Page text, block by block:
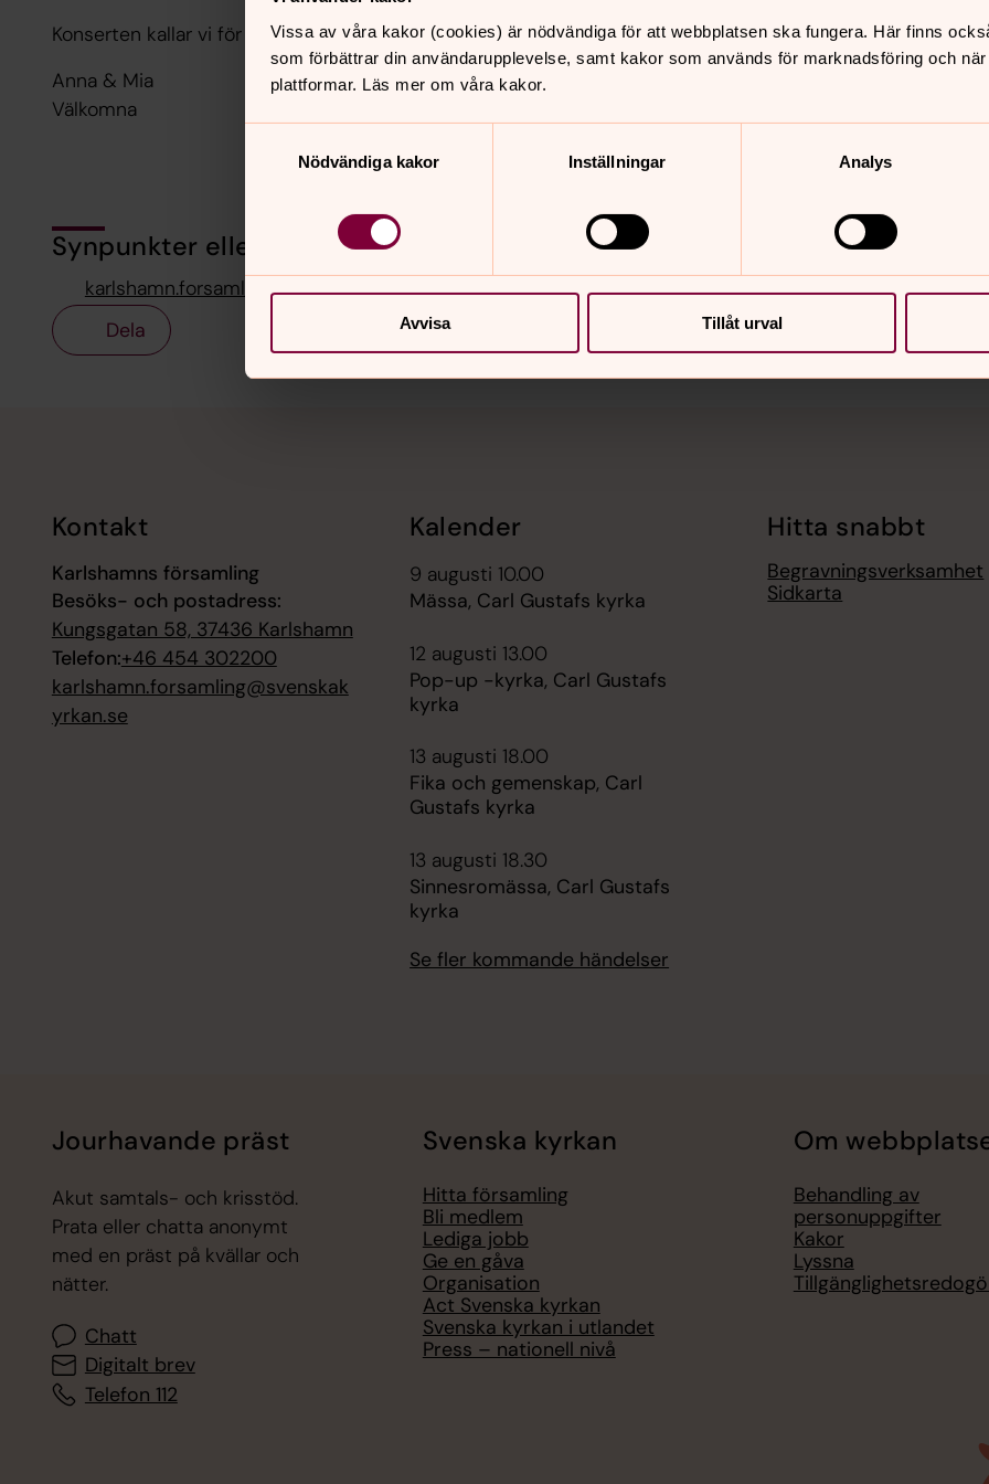
Vissa av våra kakor (cookies) är nödvändiga för att webbplatsen ska fungera. Här finns
som förbättrar din användarupplevelse, samt kakor som används för marknadsföring och
plattformar. Läs mer om våra kakor.
Nödvändiga kakor
Inställningar Analys
Avvisa Tillåt urval
Konserten kallar vi för "It just gonna be alright" precis som vårt album heter
Anna & Mia
Välkomna
Synpunkter eller frågor på sidans innehåll?
karlshamn.forsamling@svenskakyrkan.se
Dela
Kontakt
Karlshamns församling
Besöks- och postadress:
Kungsgatan 58, 37436 Karlshamn
Telefon:+46 454 302200
karlshamn.forsamling@svenskak
yrkan.se
Kalender
9 augusti 10.00
Mässa, Carl Gustafs kyrka
12 augusti 13.00
Pop-up -kyrka, Carl Gustafs
kyrka
13 augusti 18.00
Fika och gemenskap, Carl
Gustafs kyrka
13 augusti 18.30
Sinnesromässa, Carl Gustafs
kyrka
Se fler kommande händelser
Hitta snabbt
Begravningsverksamhet
Sidkarta
Jourhavande präst
Akut samtals- och krisstöd.
Prata eller chatta anonymt
med en präst på kvällar och
nätter.
Chatt
Digitalt brev
Telefon 112
Svenska kyrkan
Hitta församling
Bli medlem
Lediga jobb
Ge en gåva
Organisation
Act Svenska kyrkan
Svenska kyrkan i utlandet
Press – nationell nivå
Om
Behandling av
personuppgifter
Kakor
Lyssna